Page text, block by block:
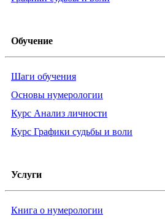
Обучение
Шаги обучения
Основы нумерологии
Курс Анализ личности
Курс Графики судьбы и воли
Услуги
Книга о нумерологии